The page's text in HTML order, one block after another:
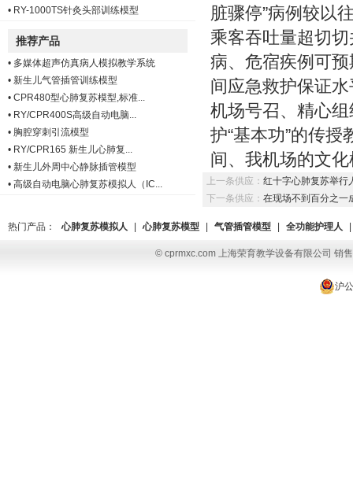
• RY-1000TS针灸头部训练模型
推荐产品
• 多媒体超声仿真病人模拟教学系统
• 新生儿气管插管训练模型
• CPR480型心肺复苏模型,标准...
• RY/CPR400S高级自动电脑...
• 胸腔穿刺引流模型
• RY/CPR165 新生儿心肺复...
• 新生儿外周中心静脉插管模型
• 高级自动电脑心肺复苏模拟人（IC...
脏骤停”病例较以
乘客吞吐量超切
病、危宿疾例可
间应急救护保证
机场号召、精心组
护“基本功”的传
间、我机场的文
上一条供应： 红十字心肺复苏举行
下一条供应： 在现场不到百分之一
热门产品： 心肺复苏模拟人 心肺复苏模型 气管插管模型 全功能护理人
© cprmxc.com 上海荣育教学设备有限公司 销
沪